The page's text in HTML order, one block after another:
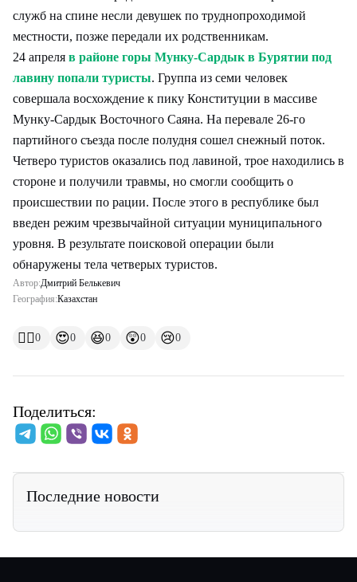
служб на спине несли девушек по труднопроходимой
местности, позже передали их родственникам.
24 апреля в районе горы Мунку-Сардык в Бурятии под
лавину попали туристы. Группа из семи человек
совершала восхождение к пику Конституции в массиве
Мунку-Сардык Восточного Саяна. На перевале 26-го
партийного съезда после полудня сошел снежный поток.
Четверо туристов оказались под лавиной, трое находились в
стороне и получили травмы, но смогли сообщить о
происшествии по рации. После этого в республике был
введен режим чрезвычайной ситуации муниципального
уровня. В результате поисковой операции были
обнаружены тела четверых туристов.
Автор:Дмитрий Белькевич
География:Казахстан
👍🏻0 😍0 😆0 😲0 😢0
Поделиться:
Последние новости